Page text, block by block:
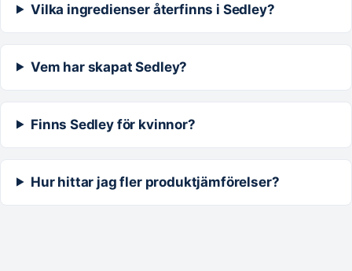
Vilka ingredienser återfinns i Sedley?
Vem har skapat Sedley?
Finns Sedley för kvinnor?
Hur hittar jag fler produktjämförelser?